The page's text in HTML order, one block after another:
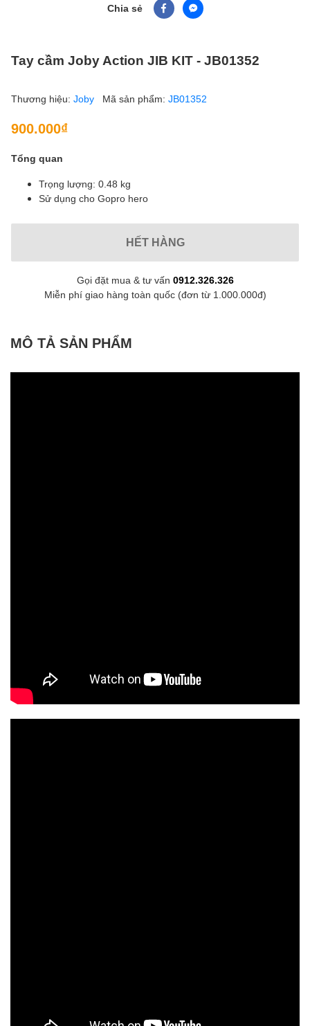
Chia sẻ
Tay cầm Joby Action JIB KIT - JB01352
Thương hiệu: Joby Mã sản phẩm: JB01352
900.000₫
Tổng quan
Trọng lượng: 0.48 kg
Sử dụng cho Gopro hero
HẾT HÀNG
Gọi đặt mua & tư vấn 0912.326.326
Miễn phí giao hàng toàn quốc (đơn từ 1.000.000đ)
MÔ TẢ SẢN PHẨM